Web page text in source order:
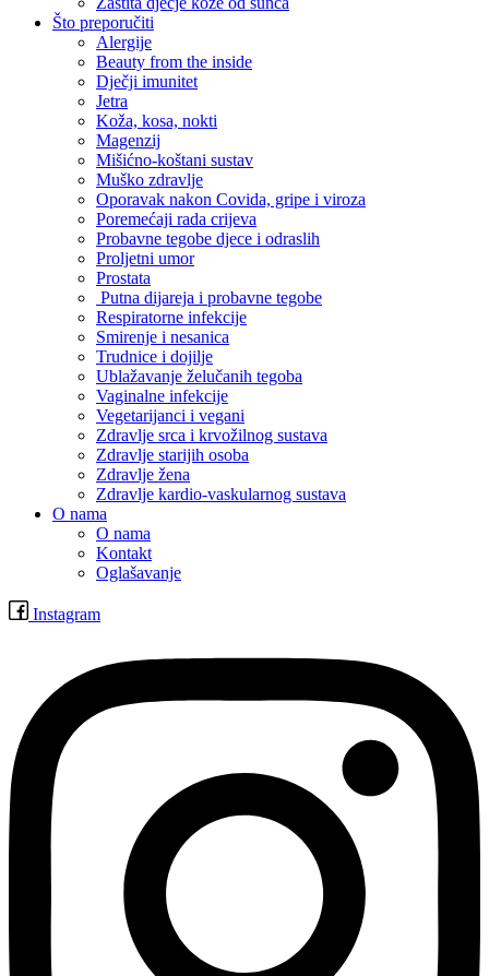
Što preporučiti
Alergije
Beauty from the inside
Dječji imunitet
Jetra
Koža, kosa, nokti
Magenzij
Mišićno-koštani sustav
Muško zdravlje
Oporavak nakon Covida, gripe i viroza
Poremećaji rada crijeva
Probavne tegobe djece i odraslih
Proljetni umor
Prostata
Putna dijareja i probavne tegobe
Respiratorne infekcije
Smirenje i nesanica
Trudnice i dojilje
Ublažavanje želučanih tegoba
Vaginalne infekcije
Vegetarijanci i vegani
Zdravlje srca i krvožilnog sustava
Zdravlje starijih osoba
Zdravlje žena
Zdravlje kardio-vaskularnog sustava
O nama
O nama
Kontakt
Oglašavanje
Instagram